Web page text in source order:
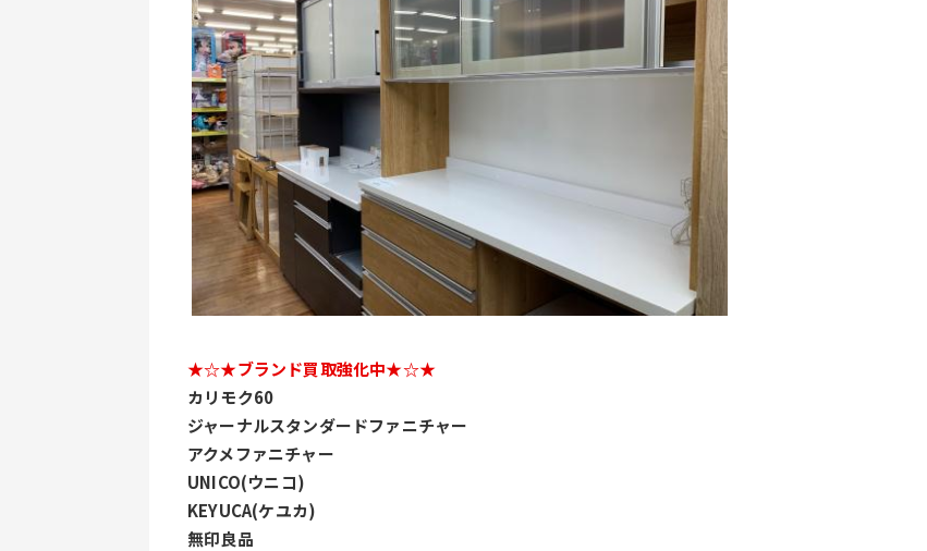
★☆★ブランド買取強化中★☆★
カリモク60
ジャーナルスタンダードファニチャー
アクメファニチャー
UNICO(ウニコ)
KEYUCA(ケユカ)
無印良品